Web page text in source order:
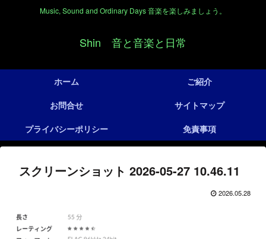
Music, Sound and Ordinary Days 音楽を楽しみましょう。
Shin 音と音楽と日常
ホーム
ご紹介
お問合せ
サイトマップ
プライバシーポリシー
免責事項
スクリーンショット 2026-05-27 10.46.11
2026.05.28